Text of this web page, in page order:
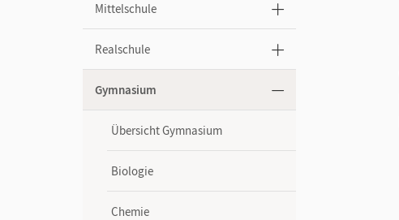
Mittelschule
Realschule
Gymnasium
Übersicht Gymnasium
Biologie
Chemie